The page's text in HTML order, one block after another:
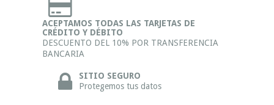
ACEPTAMOS TODAS LAS TARJETAS DE
CRÉDITO Y DÉBITO
DESCUENTO DEL 10% POR TRANSFERENCIA
BANCARIA
SITIO SEGURO
Protegemos tus datos